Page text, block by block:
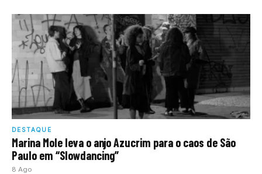
DESTAQUE
Marina Mole leva o anjo Azucrim para o caos de São
Paulo em “Slowdancing”
8 Ago